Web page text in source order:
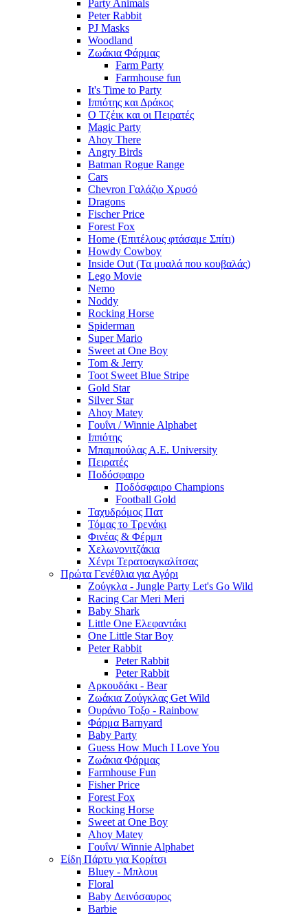
Party Animals
Peter Rabbit
PJ Masks
Woodland
Ζωάκια Φάρμας
Farm Party
Farmhouse fun
It's Time to Party
Ιππότης και Δράκος
Ο Τζέικ και οι Πειρατές
Magic Party
Ahoy There
Angry Birds
Batman Rogue Range
Cars
Chevron Γαλάζιο Χρυσό
Dragons
Fischer Price
Forest Fox
Home (Επιτέλους φτάσαμε Σπίτι)
Howdy Cowboy
Inside Out (Τα μυαλά που κουβαλάς)
Lego Movie
Nemo
Noddy
Rocking Horse
Spiderman
Super Mario
Sweet at One Boy
Tom & Jerry
Toot Sweet Blue Stripe
Gold Star
Silver Star
Ahoy Matey
Γουΐνι / Winnie Alphabet
Ιππότης
Μπαμπούλας Α.Ε. University
Πειρατές
Ποδόσφαιρο
Ποδόσφαιρο Champions
Football Gold
Ταχυδρόμος Πατ
Τόμας το Τρενάκι
Φινέας & Φέρμπ
Χελωνονιτζάκια
Χένρι Τερατοαγκαλίτσας
Πρώτα Γενέθλια για Αγόρι
Ζούγκλα - Jungle Party Let's Go Wild
Racing Car Meri Meri
Baby Shark
Little One Ελεφαντάκι
One Little Star Boy
Peter Rabbit
Peter Rabbit
Peter Rabbit
Αρκουδάκι - Bear
Ζωάκια Ζούγκλας Get Wild
Ουράνιο Τοξο - Rainbow
Φάρμα Barnyard
Baby Party
Guess How Much I Love You
Ζωάκια Φάρμας
Farmhouse Fun
Fisher Price
Forest Fox
Rocking Horse
Sweet at One Boy
Ahoy Matey
Γουΐνι/ Winnie Alphabet
Είδη Πάρτυ για Κορίτσι
Bluey - Μπλουι
Floral
Baby Δεινόσαυρος
Barbie